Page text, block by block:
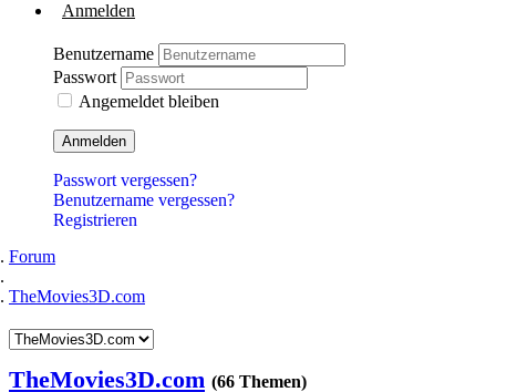
Anmelden
Benutzername
Passwort
Angemeldet bleiben
Anmelden
Passwort vergessen?
Benutzername vergessen?
Registrieren
Forum
TheMovies3D.com
TheMovies3D.com (66 Themen)